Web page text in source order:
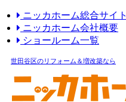
ニッカホーム総合サイト
ニッカホーム会社概要
ショールーム一覧
世田谷区のリフォーム＆増改築なら